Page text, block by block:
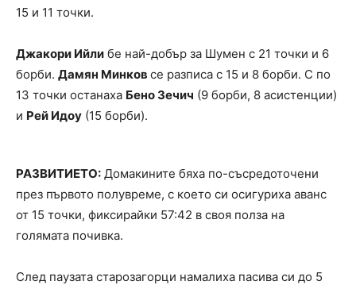
15 и 11 точки.
Джакори Ийли бе най-добър за Шумен с 21 точки и 6
борби. Дамян Минков се разписа с 15 и 8 борби. С по
13 точки останаха Бено Зечич (9 борби, 8 асистенции)
и Рей Идоу (15 борби).
РАЗВИТИЕТО: Домакините бяха по-съсредоточени
през първото полувреме, с което си осигуриха аванс
от 15 точки, фиксирайки 57:42 в своя полза на
голямата почивка.
След паузата старозагорци намалиха пасива си до 5